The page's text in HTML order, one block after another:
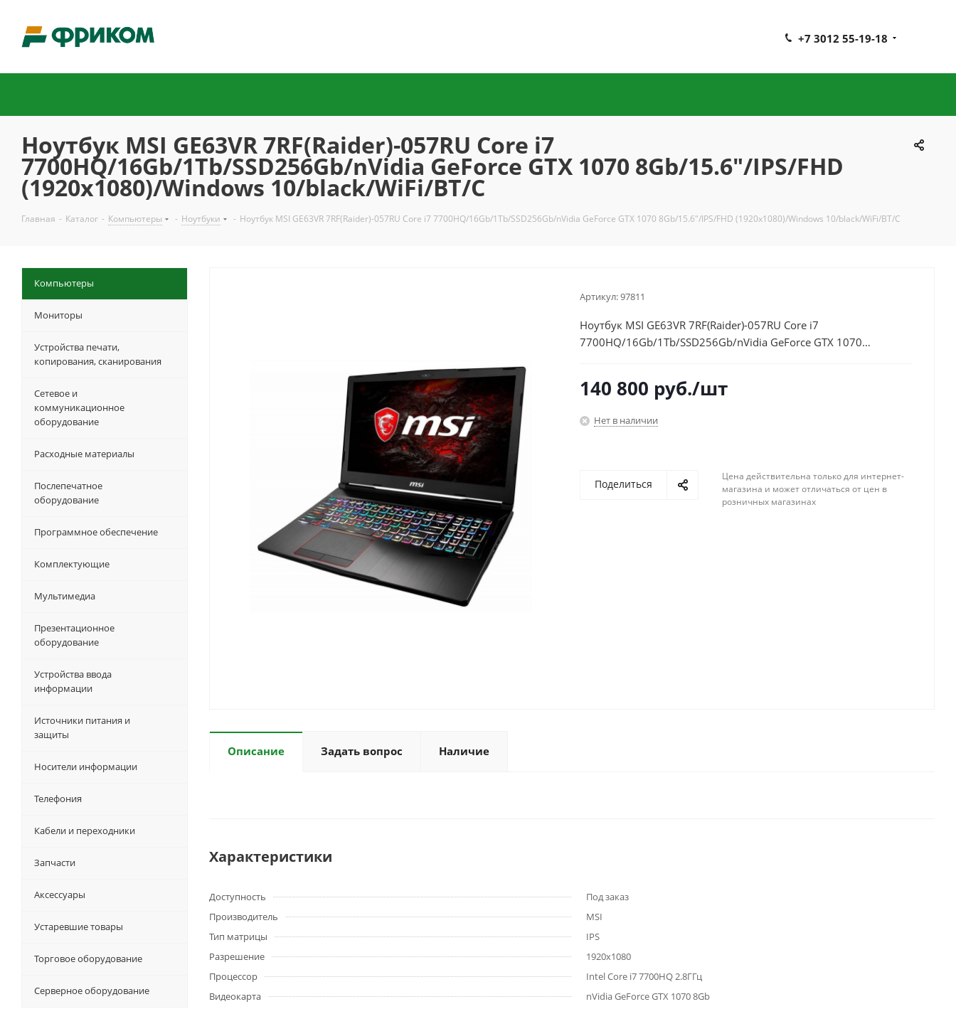
+7 3012 55-19-18
Ноутбук MSI GE63VR 7RF(Raider)-057RU Core i7
7700HQ/16Gb/1Tb/SSD256Gb/nVidia GeForce GTX 1070 8Gb/15.6"/IPS/FHD
(1920x1080)/Windows 10/black/WiFi/BT/C
Главная - Каталог - Компьютеры - Ноутбуки - Ноутбук MSI GE63VR 7RF(Raider)-057RU Core i7 7700HQ/16Gb/1Tb/SSD256Gb/nVidia GeForce GTX 1070 8Gb/15.6"/IPS/FHD (1920x1080)/Windows 10/black/WiFi/BT/C
Артикул:97811
Ноутбук MSI GE63VR 7RF(Raider)-057RU Core i7
7700HQ/16Gb/1Tb/SSD256Gb/nVidia GeForce GTX 1070
140 800 руб./шт
Нет в наличии
Поделиться
Цена действительна только для интернет-
магазина и может отличаться от цен в
розничных магазинах
Описание Задать вопрос Наличие
Характеристики
Доступность
Под заказ
Производитель
MSI
Тип матрицы
IPS
Разрешение
1920x1080
Процессор
Intel Core i7 7700HQ 2.8ГГц
Видеокарта
nVidia GeForce GTX 1070 8Gb
Компьютеры
Мониторы
Устройства печати,
копирования, сканирования
Сетевое и
коммуникационное
оборудование
Расходные материалы
Послепечатное
оборудование
Программное обеспечение
Комплектующие
Мультимедиа
Презентационное
оборудование
Устройства ввода
информации
Источники питания и
защиты
Носители информации
Телефония
Кабели и переходники
Запчасти
Аксессуары
Устаревшие товары
Торговое оборудование
Серверное оборудование